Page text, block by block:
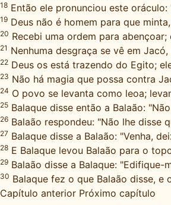
18 Então ele pronunciou este
19 Deus não é homem para que
20 Recebi uma ordem para
21 Nenhuma desgraça se vê em
22 Deus os está trazendo do Egito;
23 Não há magia que possa contra
24 O povo se levanta como leoa;
25 Balaque disse então a Balaão:
26 Balaão respondeu: "Não lhe disse
27 Balaque disse a Balaão: "Venha,
28 E Balaque levou Balaão para o
29 Balaão disse a Balaque:
30 Balaque fez o que Balaão disse,
Capítulo anterior Próximo capítulo